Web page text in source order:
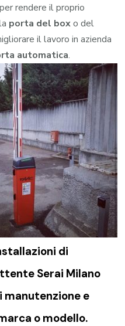
rendere il proprio
porta del boxo del
il lavoro in azienda
automatica.
di
Serai Milano
e
o modello.